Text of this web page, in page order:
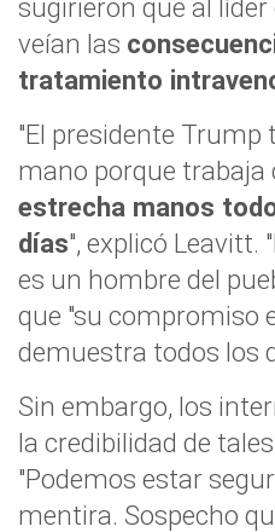
sugirieron que al
veían las
tratamiento
"El presidente Trump
mano porque
estrecha manos
días", explicó Leavitt.
es un hombre del
que "su compromiso
demuestra todos los
Sin embargo, los
la credibilidad de
"Podemos estar
mentira. Sospecho